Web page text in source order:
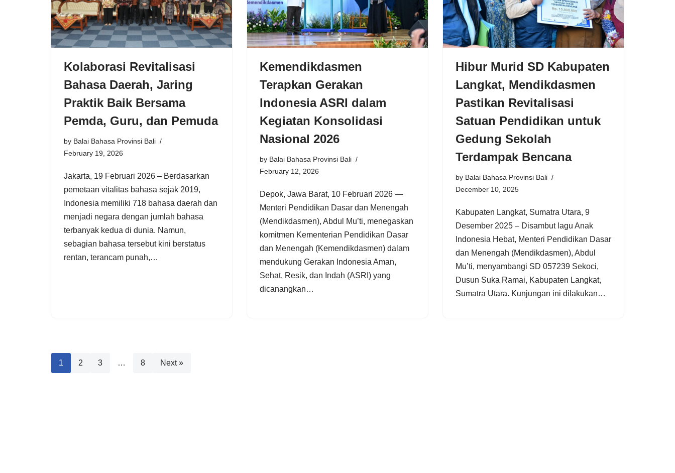
Kolaborasi Revitalisasi
Bahasa Daerah, Jaring
Praktik Baik Bersama
Pemda, Guru, dan Pemuda
by Balai Bahasa Provinsi Bali
February 19, 2026
Jakarta, 19 Februari 2026 – Berdasarkan
pemetaan vitalitas bahasa sejak 2019,
Indonesia memiliki 718 bahasa daerah dan
menjadi negara dengan jumlah bahasa
terbanyak kedua di dunia. Namun,
sebagian bahasa tersebut kini berstatus
rentan, terancam punah,…
Kemendikdasmen
Terapkan Gerakan
Indonesia ASRI dalam
Kegiatan Konsolidasi
Nasional 2026
by Balai Bahasa Provinsi Bali
February 12, 2026
Depok, Jawa Barat, 10 Februari 2026 —
Menteri Pendidikan Dasar dan Menengah
(Mendikdasmen), Abdul Mu’ti, menegaskan
komitmen Kementerian Pendidikan Dasar
dan Menengah (Kemendikdasmen) dalam
mendukung Gerakan Indonesia Aman,
Sehat, Resik, dan Indah (ASRI) yang
dicanangkan…
Hibur Murid SD Kabupaten
Langkat, Mendikdasmen
Pastikan Revitalisasi
Satuan Pendidikan untuk
Gedung Sekolah
Terdampak Bencana
by Balai Bahasa Provinsi Bali
December 10, 2025
Kabupaten Langkat, Sumatra Utara, 9
Desember 2025 – Disambut lagu Anak
Indonesia Hebat, Menteri Pendidikan Dasar
dan Menengah (Mendikdasmen), Abdul
Mu’ti, menyambangi SD 057239 Sekoci,
Dusun Suka Ramai, Kabupaten Langkat,
Sumatra Utara. Kunjungan ini dilakukan…
1 2 3 … 8 Next »